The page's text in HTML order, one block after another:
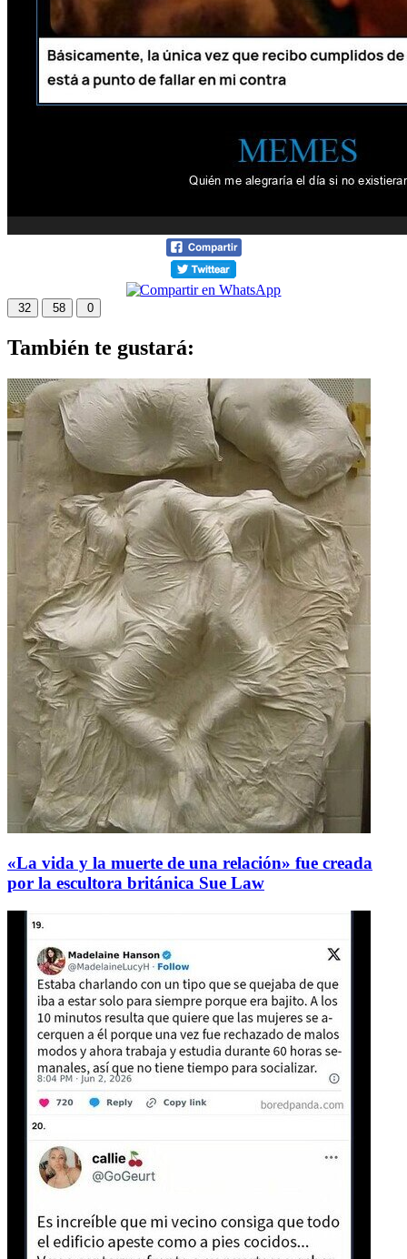
32 58 0
También te gustará:
«La vida y la muerte de una relación» fue creada
por la escultora británica Sue Law